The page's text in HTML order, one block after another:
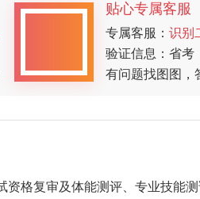
贴心专属客服
专属客服： 识别
验证信息：省考
有问题找图图，
资格复审及体能测评、专业技能